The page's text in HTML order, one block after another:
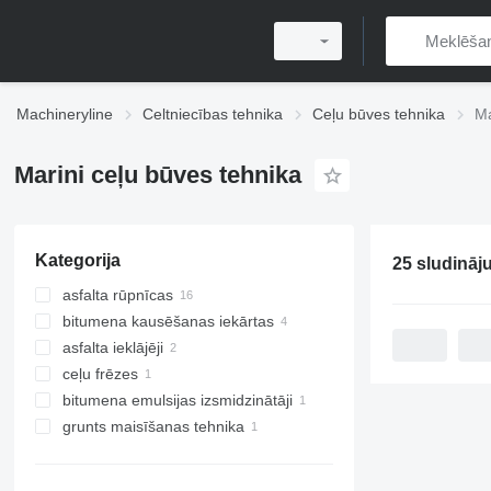
Machineryline Celtniecības tehnika Ceļu būves tehnika
Marini ceļu būves tehnika
Kategorija
asfalta rūpnīcas
bitumena kausēšanas iekārtas
asfalta ieklājēji
riteņu asfalta ieklājēji
ceļu frēzes
bitumena emulsijas izsmidzinātāji
grunts maisīšanas tehnika
25